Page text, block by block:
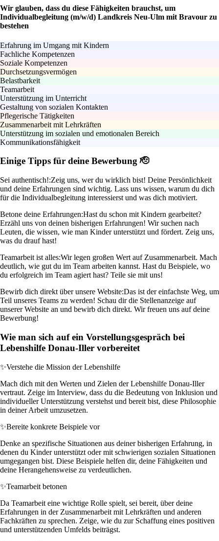
Wir glauben, dass du diese Fähigkeiten brauchst, um
Individualbegleitung (m/w/d) Landkreis Neu-Ulm mit Bravour zu
bestehen
Erfahrung im Umgang mit Kindern
Fachliche Kompetenzen
Soziale Kompetenzen
Durchsetzungsvermögen
Belastbarkeit
Teamarbeit
Unterstützung im Unterricht
Gestaltung von sozialen Kontakten
Pflegerische Tätigkeiten
Zusammenarbeit mit Lehrkräften
Unterstützung im sozialen und emotionalen Bereich
Kommunikationsfähigkeit
Einige Tipps für deine Bewerbung 🫡
Sei authentisch!:Zeig uns, wer du wirklich bist! Deine Persönlichkeit
und deine Erfahrungen sind wichtig. Lass uns wissen, warum du dich
für die Individualbegleitung interessierst und was dich motiviert.
Betone deine Erfahrungen:Hast du schon mit Kindern gearbeitet?
Erzähl uns von deinen bisherigen Erfahrungen! Wir suchen nach
Leuten, die wissen, wie man Kinder unterstützt und fördert. Zeig uns,
was du drauf hast!
Teamarbeit ist alles:Wir legen großen Wert auf Zusammenarbeit. Mach
deutlich, wie gut du im Team arbeiten kannst. Hast du Beispiele, wo
du erfolgreich im Team agiert hast? Teile sie mit uns!
Bewirb dich direkt über unsere Website:Das ist der einfachste Weg, um
Teil unseres Teams zu werden! Schau dir die Stellenanzeige auf
unserer Website an und bewirb dich direkt. Wir freuen uns auf deine
Bewerbung!
Wie man sich auf ein Vorstellungsgespräch bei
Lebenshilfe Donau-Iller vorbereitet
✨Verstehe die Mission der Lebenshilfe
Mach dich mit den Werten und Zielen der Lebenshilfe Donau-Iller
vertraut. Zeige im Interview, dass du die Bedeutung von Inklusion und
individueller Unterstützung verstehst und bereit bist, diese Philosophie
in deiner Arbeit umzusetzen.
✨Bereite konkrete Beispiele vor
Denke an spezifische Situationen aus deiner bisherigen Erfahrung, in
denen du Kinder unterstützt oder mit schwierigen sozialen Situationen
umgegangen bist. Diese Beispiele helfen dir, deine Fähigkeiten und
deine Herangehensweise zu verdeutlichen.
✨Teamarbeit betonen
Da Teamarbeit eine wichtige Rolle spielt, sei bereit, über deine
Erfahrungen in der Zusammenarbeit mit Lehrkräften und anderen
Fachkräften zu sprechen. Zeige, wie du zur Schaffung eines positiven
und unterstützenden Umfelds beiträgst.